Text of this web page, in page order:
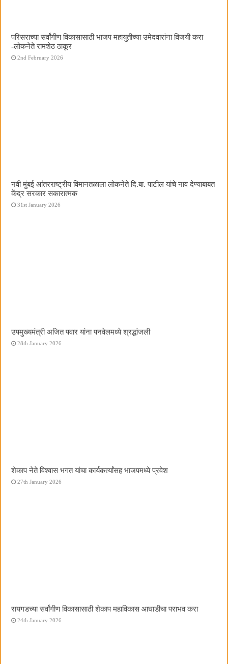
परिसराच्या सर्वांगीण विकासासाठी भाजप महायुतीच्या उमेदवारांना विजयी करा
-लोकनेते रामशेठ ठाकूर
2nd February 2026
नवी मुंबई आंतरराष्ट्रीय विमानतळाला लोकनेते दि.बा. पाटील यांचे नाव देण्याबाबत
केंद्र सरकार सकारात्मक
31st January 2026
उपमुख्यमंत्री अजित पवार यांना पनवेलमध्ये श्रद्धांजली
28th January 2026
शेकाप नेते विश्वास भगत यांचा कार्यकर्त्यांसह भाजपमध्ये प्रवेश
27th January 2026
रायगडच्या सर्वांगीण विकासासाठी शेकाप महाविकास आघाडीचा पराभव करा
24th January 2026